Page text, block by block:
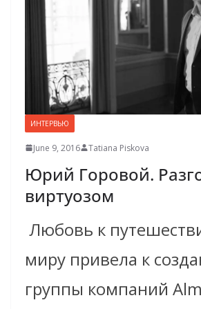
ИНТЕРВЬЮ
June 9, 2016 Tatiana Piskova
Юрий Горовой.
виртуозом
Любовь к
миру привела к
группы компаний